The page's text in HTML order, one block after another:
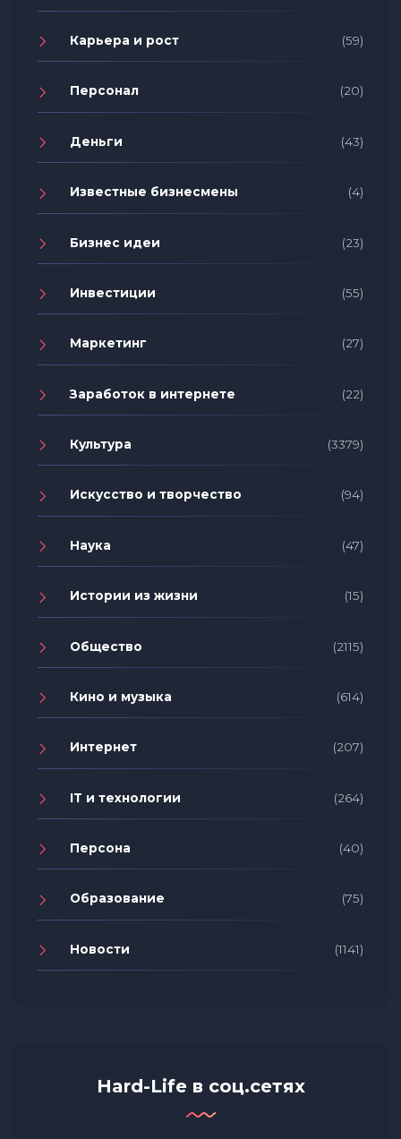
Карьера и рост (59)
Персонал (20)
Деньги (43)
Известные бизнесмены (4)
Бизнес идеи (23)
Инвестиции (55)
Маркетинг (27)
Заработок в интернете (22)
Культура (3379)
Искусство и творчество (94)
Наука (47)
Истории из жизни (15)
Общество (2115)
Кино и музыка (614)
Интернет (207)
IT и технологии (264)
Персона (40)
Образование (75)
Новости (1141)
Hard-Life в соц.сетях